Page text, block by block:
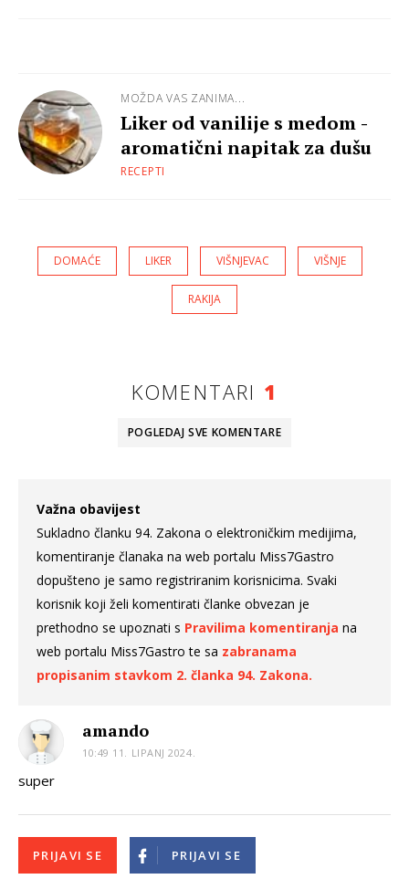
MOŽDA VAS ZANIMA...
Liker od vanilije s medom -
aromatični napitak za dušu
RECEPTI
DOMAĆE LIKER VIŠNJEVAC VIŠNJE
RAKIJA
KOMENTARI 1
POGLEDAJ SVE KOMENTARE
Važna obavijest
Sukladno članku 94. Zakona o elektroničkim medijima,
komentiranje članaka na web portalu Miss7Gastro
dopušteno je samo registriranim korisnicima. Svaki
korisnik koji želi komentirati članke obvezan je
prethodno se upoznati s Pravilima komentiranja na
web portalu Miss7Gastro te sa zabranama
propisanim stavkom 2. članka 94. Zakona.
amando
10:49 11. LIPANJ 2024.
super
PRIJAVI SE PRIJAVI SE